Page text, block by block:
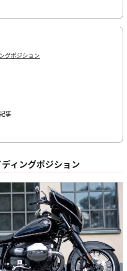
グポジション
事
ィングポジション